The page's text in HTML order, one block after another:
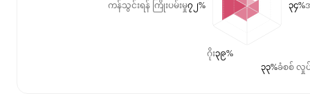
ကန်သွင်းရန် ကြိုးပမ်းမှု၇၂%
ဂိုး၃၉%
၃၄%
ခံစစ် လှုပ်
၃၃%